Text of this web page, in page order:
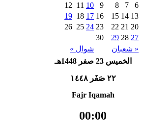
« شعبان شوال »
6
7
8
9
10
11
12
13
14
15
16
17
18
19
20
21
22
23
24
25
26
27
28
29
30
الخميس 23 صفر 1448هـ
٢٢ صَفَر ١٤٤٨
Fajr Iqamah
00:00